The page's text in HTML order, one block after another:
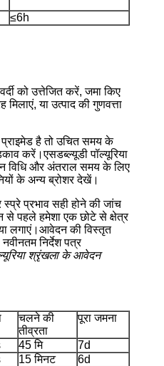
≤6h
को उत्तेजित करें, जमा किए
मिलाएं, या उत्पाद की गुणवत्ता
है तो उचित समय के
करें।एसडब्ल्यूडी पॉल्यूरिया
विधि और अंतराल समय के लिए
के अन्य ब्रोशर देखें।
प्रभाव सही होने की जांच
पहले हमेशा एक छोटे से क्षेत्र
लगाएं।आवेदन की विस्तृत
निर्देश पत्र
श्रृंखला के आवेदन
चलने की
तीव्रता
पूरा जमना
45 मि
7d
15 मिनट
6d